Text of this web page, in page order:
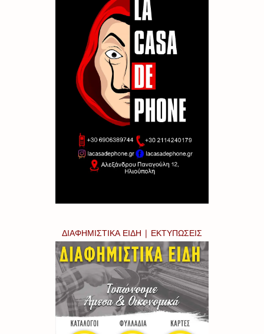
ΔΙΑΦΗΜΙΣΤΙΚΑ ΕΙΔΗ | ΕΚΤΥΠΩΣΕΙΣ